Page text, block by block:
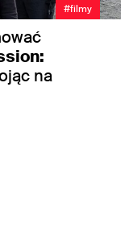
#filmy
na